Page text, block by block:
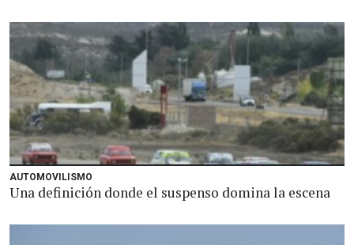
AUTOMOVILISMO
Una definición donde el suspenso domina la escena